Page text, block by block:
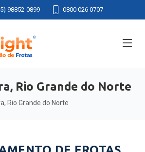
98852-0899 0800 026 0707
Rio Grande do Norte
Rio Grande do Norte